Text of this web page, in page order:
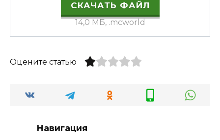
СКАЧАТЬ ФАЙЛ
14,0 МБ, .mcworld
Оцените статью
Навигация